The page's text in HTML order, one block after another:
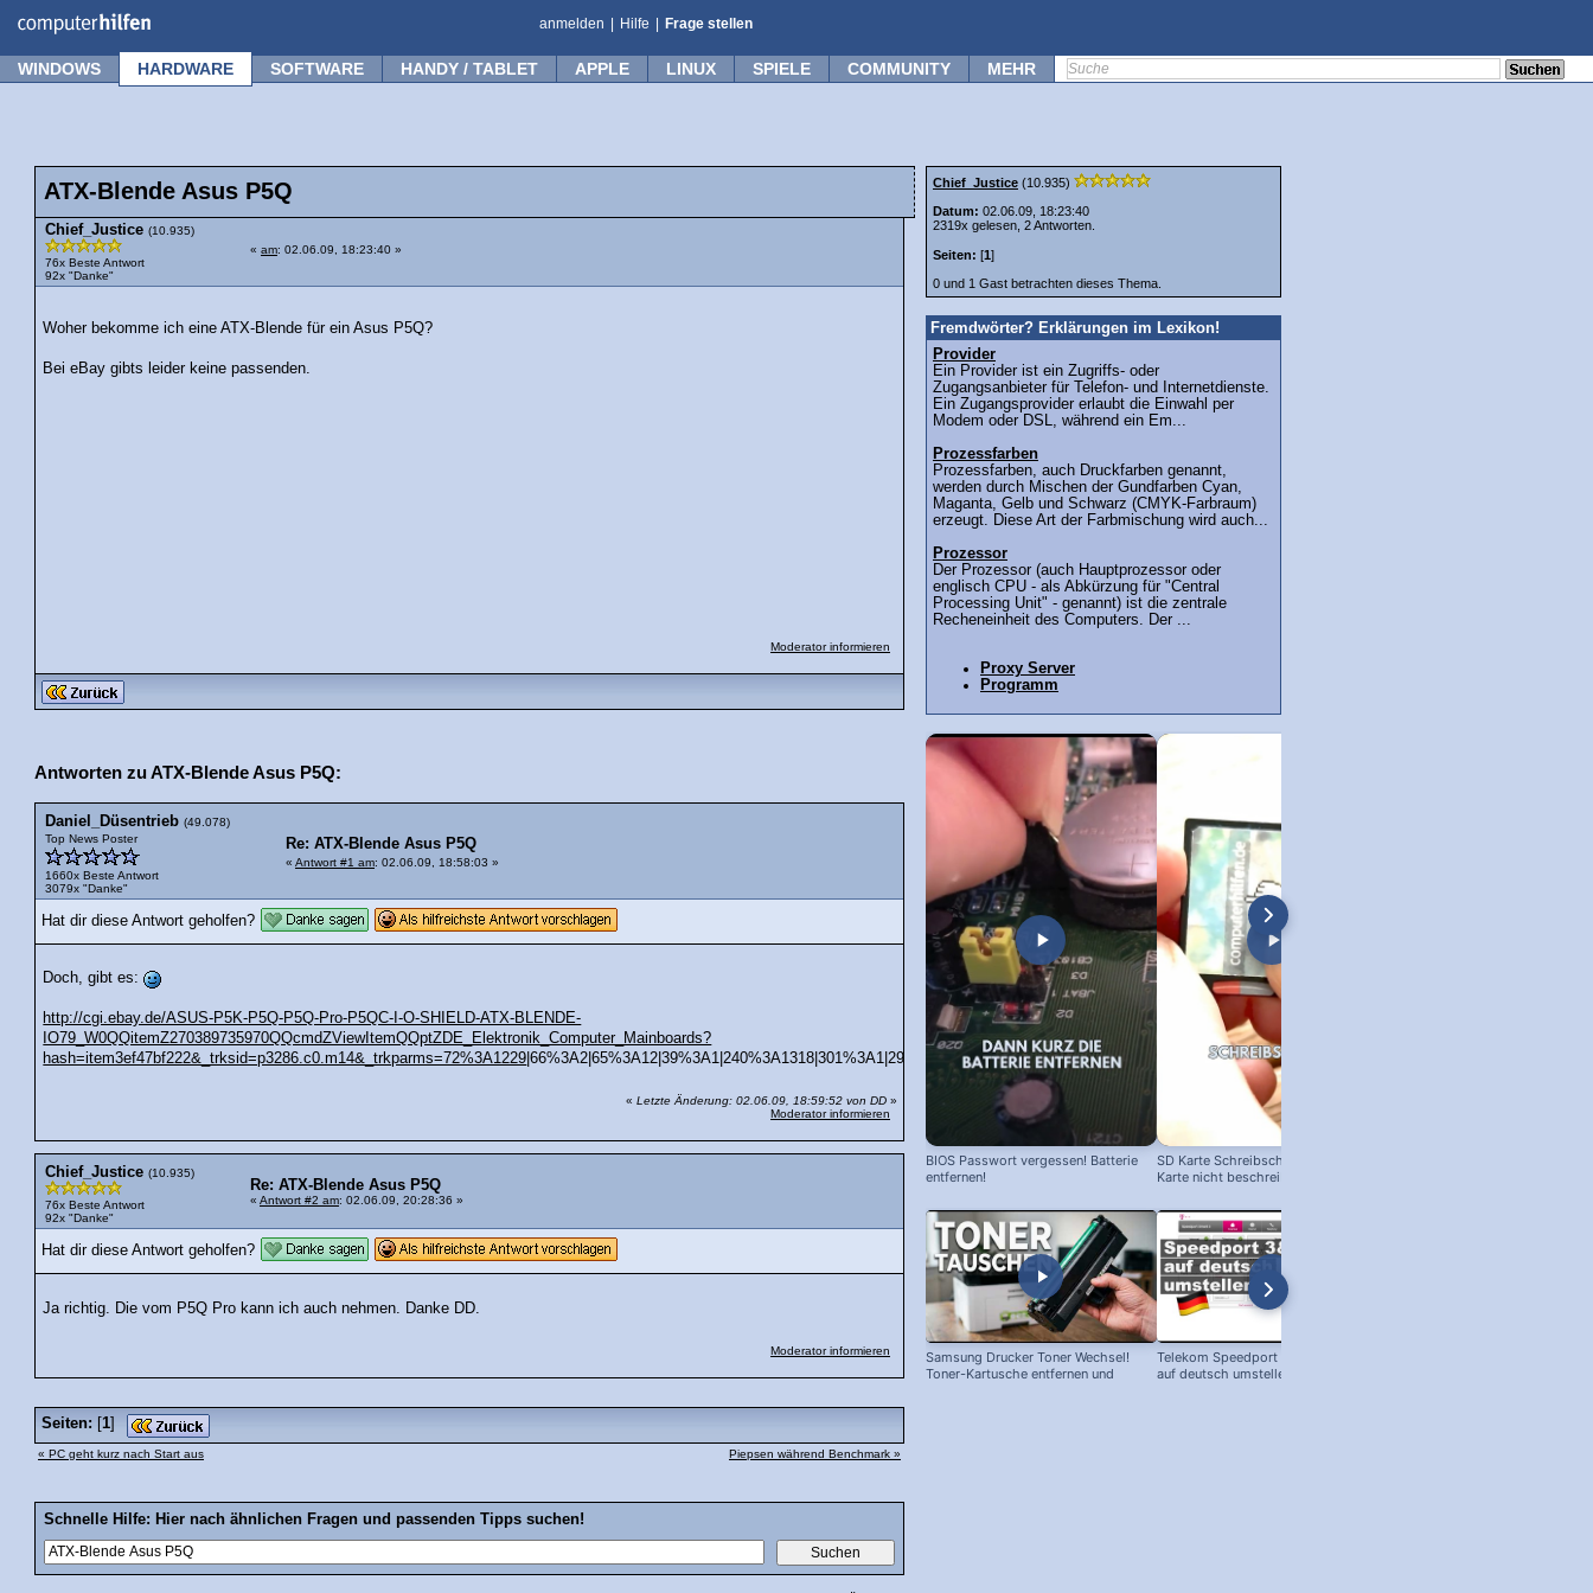
anmelden Hilfe Frage stellen
WINDOWS HARDWARE SOFTWARE HANDY / TABLET APPLE LINUX SPIELE COMMUNITY MEHR
ATX-Blende Asus P5Q
Chief_Justice (10.935)
76x Beste Antwort
92x "Danke"
« am: 02.06.09, 18:23:40 »
Woher bekomme ich eine ATX-Blende für ein Asus P5Q?
Bei eBay gibts leider keine passenden.
Moderator informieren
Antworten zu ATX-Blende Asus P5Q:
Daniel_Düsentrieb (49.078)
Top News Poster
1660x Beste Antwort
3079x "Danke"
Re: ATX-Blende Asus P5Q
« Antwort #1 am: 02.06.09, 18:58:03 »
Hat dir diese Antwort geholfen?
Doch, gibt es:
http://cgi.ebay.de/ASUS-P5K-P5Q-P5Q-Pro-P5QC-I-O-SHIELD-ATX-BLENDE-
IO79_W0QQitemZ270389735970QQcmdZViewItemQQptZDE_Elektronik_Computer_Mainboards?
hash=item3ef47bf222&_trksid=p3286.c0.m14&_trkparms=72%3A1229 |66%3A2|65%3A12|39%3A1|240%3A1318|301%3A1|293%3A1|294%3A50
« Letzte Änderung: 02.06.09, 18:59:52 von DD »
Moderator informieren
Chief_Justice (10.935)
76x Beste Antwort
92x "Danke"
Re: ATX-Blende Asus P5Q
« Antwort #2 am: 02.06.09, 20:28:36 »
Hat dir diese Antwort geholfen?
Ja richtig. Die vom P5Q Pro kann ich auch nehmen. Danke DD.
Moderator informieren
Seiten: [1]
« PC geht kurz nach Start aus Piepsen während Benchmark »
Schnelle Hilfe: Hier nach ähnlichen Fragen und passenden Tipps suchen!
Chief_Justice (10.935)
Datum: 02.06.09, 18:23:40
2319x gelesen, 2 Antworten.
Seiten: [1]
0 und 1 Gast betrachten dieses Thema.
Fremdwörter? Erklärungen im Lexikon!
Provider
Ein Provider ist ein Zugriffs- oder
Zugangsanbieter für Telefon- und Internetdienste.
Ein Zugangsprovider erlaubt die Einwahl per
Modem oder DSL, während ein Em...
Prozessfarben
Prozessfarben, auch Druckfarben genannt,
werden durch Mischen der Gundfarben Cyan,
Maganta, Gelb und Schwarz (CMYK-Farbraum)
erzeugt. Diese Art der Farbmischung wird auch...
Prozessor
Der Prozessor (auch Hauptprozessor oder
englisch CPU - als Abkürzung für "Central
Processing Unit" - genannt) ist die zentrale
Recheneinheit des Computers. Der ...
Proxy Server
Programm
BIOS Passwort vergessen! Batterie
entfernen!
SD Karte Schreibschutz austricksen:
Karte nicht beschreibbar?
Samsung Drucker Toner Wechsel!
Toner-Kartusche entfernen und
Telekom Speedport Router: Sprache
auf deutsch umstellen!